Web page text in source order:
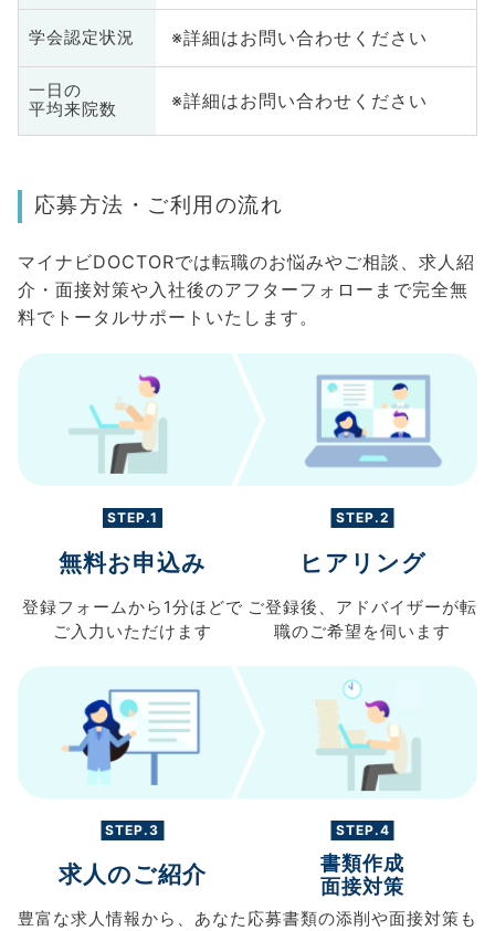
学会認定状況 ※詳細はお問い合わせください
一日の
平均来院数
※詳細はお問い合わせください
応募方法・ご利用の流れ
マイナビDOCTORでは転職のお悩みやご相談、求人紹
介・面接対策や入社後のアフターフォローまで完全無
料でトータルサポートいたします。
STEP.1
無料お申込み
登録フォームから 1分ほどで
ご入力 いただけます
STEP.2
ヒアリング
ご登録後、 アドバイザーが転
職のご希望を伺います
STEP.3
求人のご紹介
豊富な求人情報から、 あなた
STEP.4
書類作成
面接対策
応募書類の添削や面接対策も